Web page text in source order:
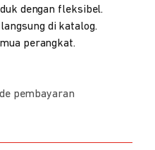
dengan fleksibel.
di katalog.
perangkat.
pembayaran